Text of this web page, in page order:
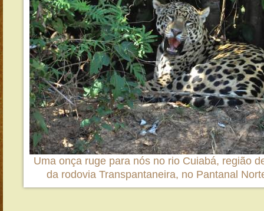
Uma onça ruge para nós no rio Cuiabá, região
da rodovia Transpantaneira, no Pantanal